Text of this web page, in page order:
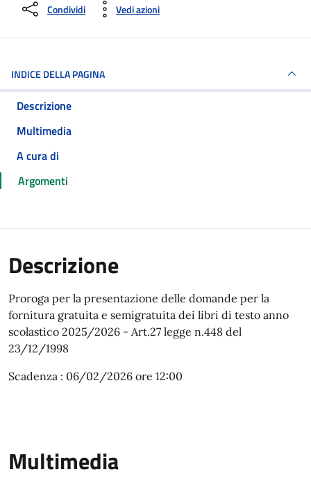
Condividi Vedi azioni
INDICE DELLA PAGINA
Descrizione
Multimedia
A cura di
Argomenti
Descrizione
Proroga per la presentazione delle domande per la
fornitura gratuita e semigratuita dei libri di testo anno
scolastico 2025/2026 - Art.27 legge n.448 del
23/12/1998
Scadenza : 06/02/2026 ore 12:00
Multimedia